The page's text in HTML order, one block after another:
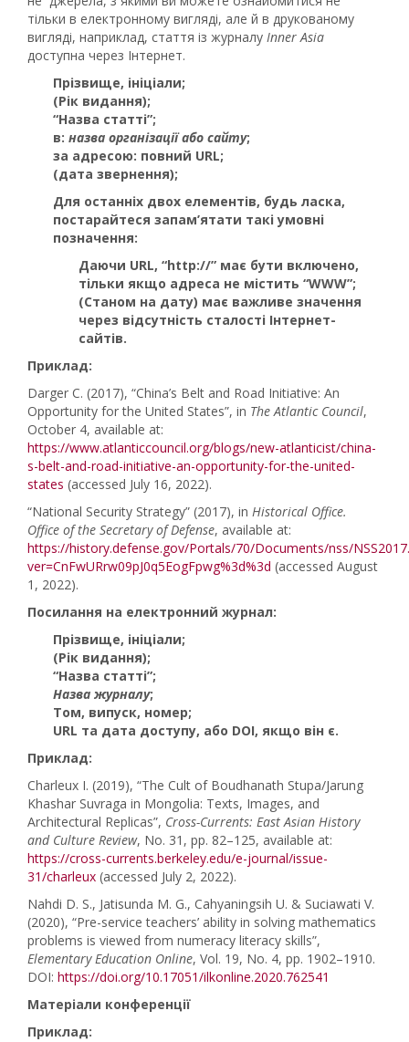
тільки в електронному вигляді, але й в друкованому
вигляді, наприклад, стаття із журналу Inner Asia
доступна через Інтернет.
Прізвище, ініціали;
(Рік видання);
“Назва статті”;
в: назва організації або сайту;
за адресою: повний URL;
(дата звернення);
Для останніх двох елементів, будь ласка,
постарайтеся запам’ятати такі умовні
позначення:
Даючи URL, “http://” має бути включено,
тільки якщо адреса не містить “WWW”;
(Станом на дату) має важливе значення
через відсутність сталості Інтернет-
сайтів.
Приклад:
Darger C. (2017), “China’s Belt and Road Initiative: An
Opportunity for the United States”, in The Atlantic Council,
October 4, available at:
https://www.atlanticcouncil.org/blogs/new-atlanti­cist/china-
s-belt-and-road-initiative-an-opportunity-for-the-united-
states (accessed July 16, 2022).
“National Security Strategy” (2017), in Historical Office.
Office of the Secretary of Defense, available at:
https://history.defense.gov/Portals/70/Documents/nss/
ver=CnFwURrw09pJ0q5EogFpwg%3d%3d (accessed August
1, 2022).
Посилання на електронний журнал:
Прізвище, ініціали;
(Рік видання);
“Назва статті”;
Назва журналу;
Том, випуск, номер;
URL та дата доступу, або DOI, якщо він є.
Приклад:
Charleux I. (2019), “The Cult of Boudhanath Stupa/Jarung
Khashar Suvraga in Mongolia: Texts, Images, and
Architectural Replicas”, Cross-Currents: East Asian History
and Culture Review, No. 31, pp. 82–125, available at:
https://cross-currents.berkeley.edu/e-journal/issue-
31/charleux (accessed July 2, 2022).
Nahdi D. S., Jatisunda M. G., Cahyaningsih U. & Suciawati V.
(2020), “Pre-service teachers’ ability in solving mathematics
problems is viewed from numeracy literacy skills”,
Elementary Education Online, Vol. 19, No. 4, pp. 1902–1910.
DOI: https://doi.org/10.17051/ilkonline.2020.762541
Матеріали конференції
Приклад: